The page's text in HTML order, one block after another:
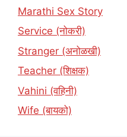
Marathi Sex Story
Service (नोकरी)
Stranger (अनोळखी)
Teacher (शिक्षक)
Vahini (वहिनी)
Wife (बायको)